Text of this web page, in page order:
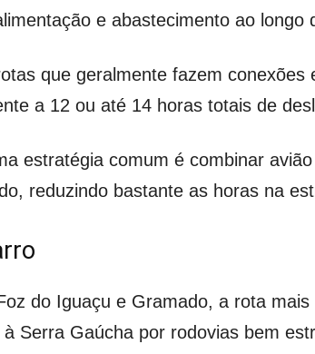
e abastecimento ao longo
que geralmente fazem
a 12 ou até 14 horas totais de
estratégia comum é combinar
reduzindo bastante as horas na
do Iguaçu e Gramado, a rota
Serra Gaúcha por rodovias bem